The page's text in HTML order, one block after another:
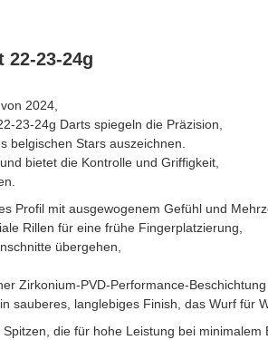
23-24g
2024,
23-24g Darts spiegeln die Präzision,
belgischen Stars auszeichnen.
bietet die Kontrolle und Griffigkeit,
Profil mit ausgewogenem Gefühl und
Rillen für eine frühe Fingerplatzierung,
übergehen,
Zirkonium-PVD-Performance-
sauberes, langlebiges Finish, das Wurf für
die für hohe Leistung bei minimalem